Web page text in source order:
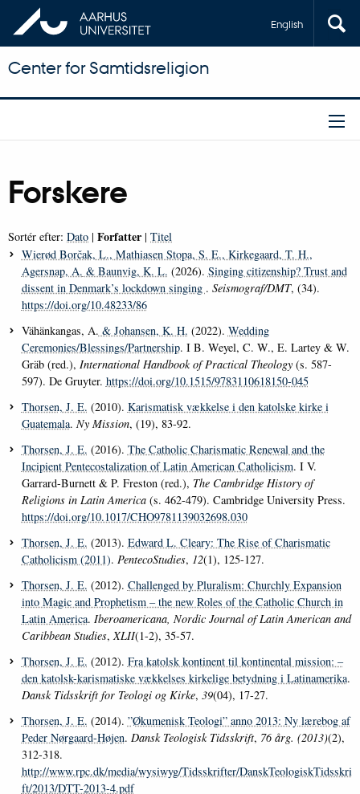
English
Center for Samtidsreligion
Forskere
Sortér efter: Dato | Forfatter | Titel
Wierød Borčak, L., Mathiasen Stopa, S. E., Kirkegaard, T. H.,
Agersnap, A. & Baunvig, K. L. (2026). Singing citizenship? Trust and
dissent in Denmark’s lockdown singing . Seismograf/DMT, (34).
https://doi.org/10.48233/86
Vähänkangas, A. & Johansen, K. H. (2022). Wedding
Ceremonies/Blessings/Partnership. I B. Weyel, C. W., E. Lartey & W.
Gräb (red.), International Handbook of Practical Theology (s. 587-
597). De Gruyter. https://doi.org/10.1515/9783110618150-045
Thorsen, J. E. (2010). Karismatisk vækkelse i den katolske kirke i
Guatemala. Ny Mission, (19), 83-92.
Thorsen, J. E. (2016). The Catholic Charismatic Renewal and the
Incipient Pentecostalization of Latin American Catholicism. I V.
Garrard-Burnett & P. Freston (red.), The Cambridge History of
Religions in Latin America (s. 462-479). Cambridge University Press.
https://doi.org/10.1017/CHO9781139032698.030
Thorsen, J. E. (2013). Edward L. Cleary: The Rise of Charismatic
Catholicism (2011). PentecoStudies, 12(1), 125-127.
Thorsen, J. E. (2012). Challenged by Pluralism: Churchly Expansion
into Magic and Prophetism – the new Roles of the Catholic Church in
Latin America. Iberoamericana, Nordic Journal of Latin American and
Caribbean Studies,XLII(1-2), 35-57.
Thorsen, J. E. (2012). Fra katolsk kontinent til kontinental mission: –
den katolsk-karismatiske vækkelses kirkelige betydning i Latinamerika.
Dansk Tidsskrift for Teologi og Kirke, 39(04), 17-27.
Thorsen, J. E. (2014). ”Økumenisk Teologi” anno 2013: Ny lærebog af
Peder Nørgaard-Højen. Dansk Teologisk Tidsskrift, 76 årg. (2013)(2),
312-318.
http://www.rpc.dk/media/wysiwyg/Tidsskrifter/DanskTeologiskTidsskri
ft/2013/DTT-2013-4.pdf